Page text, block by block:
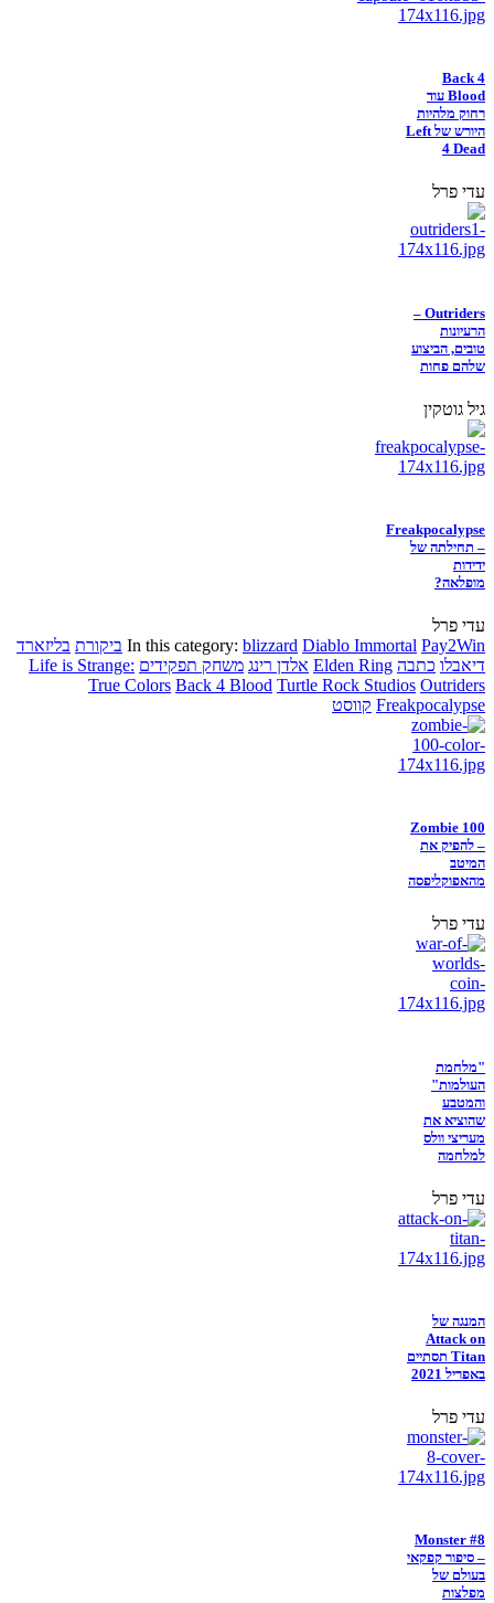
Back 4
Blood עוד
רחוק מלהיות
היורש של Left
4 Dead
עדי פרל
Outriders –
הרעיונות
טובים, הביצוע
שלהם פחות
גיל גוטקין
Freakpocalypse
– תחילתה של
ידידות
מופלאה?
עדי פרל
In this category: blizzard Diablo Immortal Pay2Win ביקורת בליזארד
דיאבלו כתבה Elden Ring אלדן רינג משחק תפקידים Life is Strange:
True Colors Back 4 Blood Turtle Rock Studios Outriders
Freakpocalypse קווסט
Zombie 100
– להפיק את
המיטב
מהאפוקליפסה
עדי פרל
"מלחמת
העולמות"
והמטבע
שהוציא את
מעריצי וולס
למלחמה
עדי פרל
המנגה של
Attack on
Titan תסתיים
באפריל 2021
עדי פרל
Monster #8
– סיפור קפקאי
בעולם של
מפלצות